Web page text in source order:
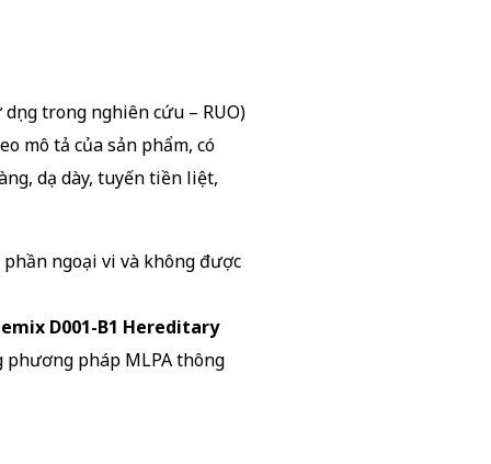
trong nghiên cứu – RUO)
mô tả của sản phẩm, có
dạ dày, tuyến tiền liệt,
ngoại vi và không được
D001-B1 Hereditary
phương pháp MLPA thông